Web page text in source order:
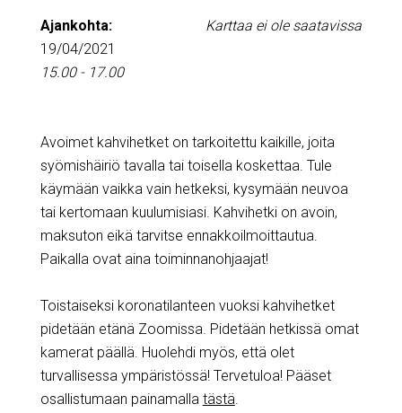
Karttaa ei ole saatavissa
Ajankohta:
19/04/2021
15.00 - 17.00
Avoimet kahvihetket on tarkoitettu kaikille, joita
syömishäiriö tavalla tai toisella koskettaa. Tule
käymään vaikka vain hetkeksi, kysymään neuvoa
tai kertomaan kuulumisiasi. Kahvihetki on avoin,
maksuton eikä tarvitse ennakkoilmoittautua.
Paikalla ovat aina toiminnanohjaajat!
Toistaiseksi koronatilanteen vuoksi kahvihetket
pidetään etänä Zoomissa. Pidetään hetkissä omat
kamerat päällä. Huolehdi myös, että olet
turvallisessa ympäristössä! Tervetuloa! Pääset
osallistumaan painamalla tästä.